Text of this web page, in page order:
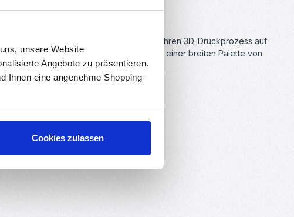
unsere Website
Angebote zu präsentieren.
Ihnen eine angenehme Shopping-
Cookies zulassen
wurde speziell entwickelt, um Ihren 3D-Druckprozess auf
und ermöglicht Ihnen die Verarbeitung einer breiten Palette von
uvm.